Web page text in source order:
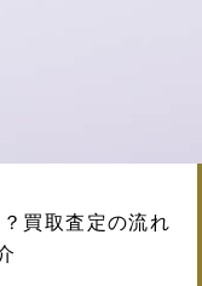
買取査定の流れ